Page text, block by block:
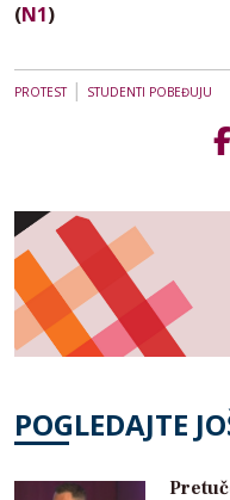
(N1)
PROTEST| STUDENTI POBEĐUJU
POGLEDAJTE